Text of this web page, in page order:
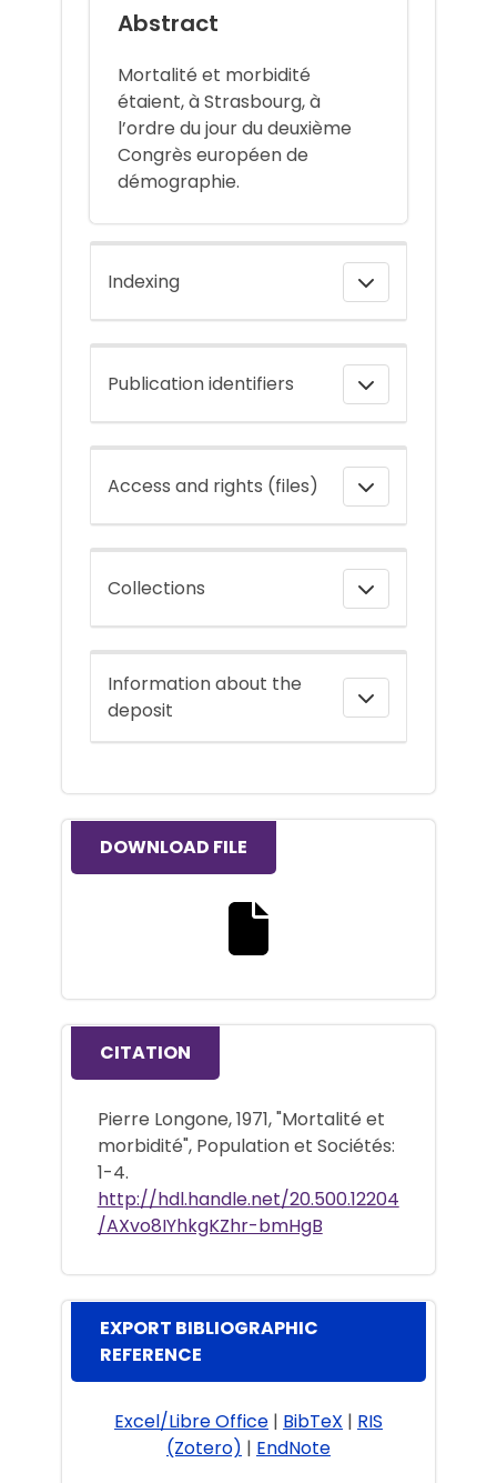
Abstract
Mortalité et morbidité
étaient, à Strasbourg, à
l’ordre du jour du deuxième
Congrès européen de
démographie.
Indexing
Publication identifiers
Access and rights (files)
Collections
Information about the
deposit
DOWNLOAD FILE
CITATION
Pierre Longone, 1971, "Mortalité et
morbidité", Population et Sociétés:
1-4.
http://hdl.handle.net/20.500.12204
/AXvo8IYhkgKZhr-bmHgB
EXPORT BIBLIOGRAPHIC
REFERENCE
Excel/Libre Office | BibTeX | RIS
(Zotero) | EndNote